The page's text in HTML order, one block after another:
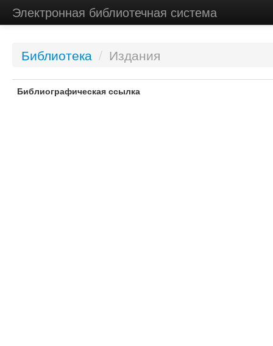
Электронная библиотечная система
Библиотека / Издания
Библиографическая ссылка